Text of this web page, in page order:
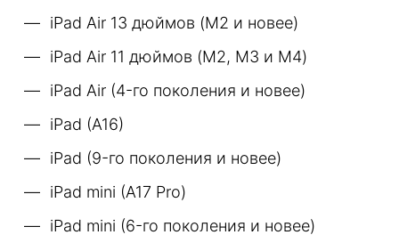
iPad Air 13 дюймов (M2 и новее)
iPad Air 11 дюймов (M2, M3 и M4)
iPad Air (4-го поколения и новее)
iPad (A16)
iPad (9-го поколения и новее)
iPad mini (A17 Pro)
iPad mini (6-го поколения и новее)